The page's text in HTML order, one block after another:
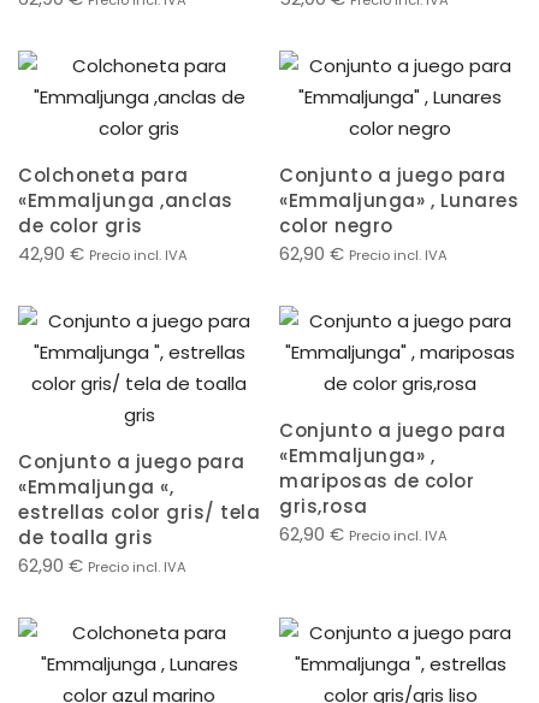
Colchoneta para
«Emmaljunga ,anclas
de color gris
42,90 € Precio incl. IVA
Conjunto a juego para
«Emmaljunga» , Lunares
color negro
62,90 € Precio incl. IVA
Conjunto a juego para
«Emmaljunga «,
estrellas color gris/ tela
de toalla gris
62,90 € Precio incl. IVA
Conjunto a juego para
«Emmaljunga» ,
mariposas de color
gris,rosa
62,90 € Precio incl. IVA